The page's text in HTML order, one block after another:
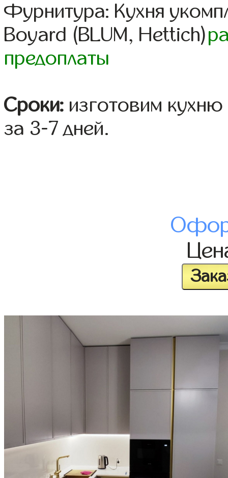
Фурнитура: Кухня
Boyard (BLUM, Hettich)
предоплаты
Сроки: изготовим
за 3-7 дней.